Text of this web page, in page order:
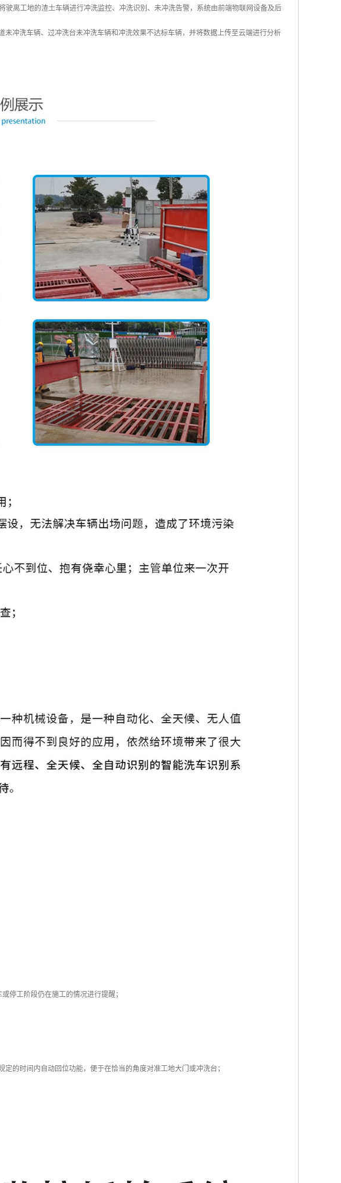
离工地的渣土车辆进行冲洗监控、冲洗识别、未冲洗告警，系统由前端物联网设备及后
冲洗车辆、过冲洗台未冲洗车辆和冲洗效果不达标车辆，并将数据上传至云端进行分析
停工阶段仍在施工的情况进行提醒；
的时间内自动回位功能，便于在恰当的角度对准工地大门或冲洗台；